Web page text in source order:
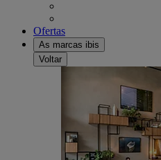
Ofertas
As marcas ibis
Voltar